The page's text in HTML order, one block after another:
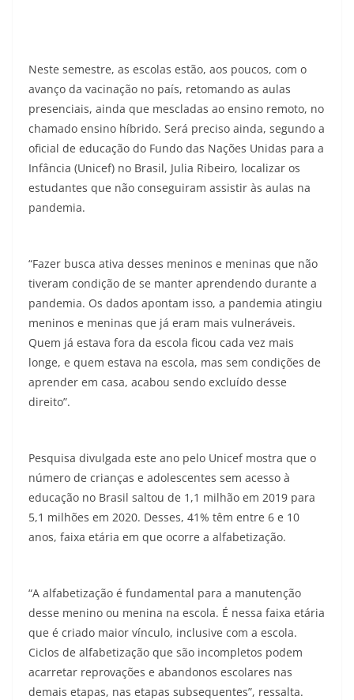
Neste semestre, as escolas estão, aos poucos, com o
avanço da vacinação no país, retomando as aulas
presenciais, ainda que mescladas ao ensino remoto, no
chamado ensino híbrido. Será preciso ainda, segundo a
oficial de educação do Fundo das Nações Unidas para a
Infância (Unicef) no Brasil, Julia Ribeiro, localizar os
estudantes que não conseguiram assistir às aulas na
pandemia.
“Fazer busca ativa desses meninos e meninas que não
tiveram condição de se manter aprendendo durante a
pandemia. Os dados apontam isso, a pandemia atingiu
meninos e meninas que já eram mais vulneráveis.
Quem já estava fora da escola ficou cada vez mais
longe, e quem estava na escola, mas sem condições de
aprender em casa, acabou sendo excluído desse
direito”.
Pesquisa divulgada este ano pelo Unicef mostra que o
número de crianças e adolescentes sem acesso à
educação no Brasil saltou de 1,1 milhão em 2019 para
5,1 milhões em 2020. Desses, 41% têm entre 6 e 10
anos, faixa etária em que ocorre a alfabetização.
“A alfabetização é fundamental para a manutenção
desse menino ou menina na escola. É nessa faixa etária
que é criado maior vínculo, inclusive com a escola.
Ciclos de alfabetização que são incompletos podem
acarretar reprovações e abandonos escolares nas
demais etapas, nas etapas subsequentes”, ressalta.